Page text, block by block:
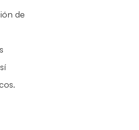
de